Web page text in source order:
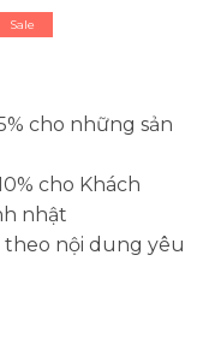
Sale
cho những sản
cho Khách
nhật
theo nội dung yêu